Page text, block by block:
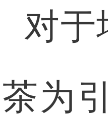
于增
为